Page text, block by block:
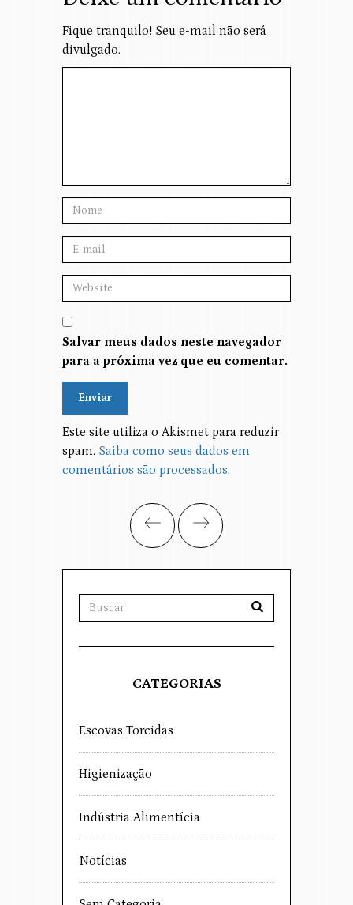
Fique tranquilo! Seu e-mail não será
divulgado.
Salvar meus dados neste navegador
para a próxima vez que eu comentar.
Alternative:
Este site utiliza o Akismet para reduzir
spam. Saiba como seus dados em
comentários são processados.
CATEGORIAS
Escovas Torcidas
Higienização
Indústria Alimentícia
Notícias